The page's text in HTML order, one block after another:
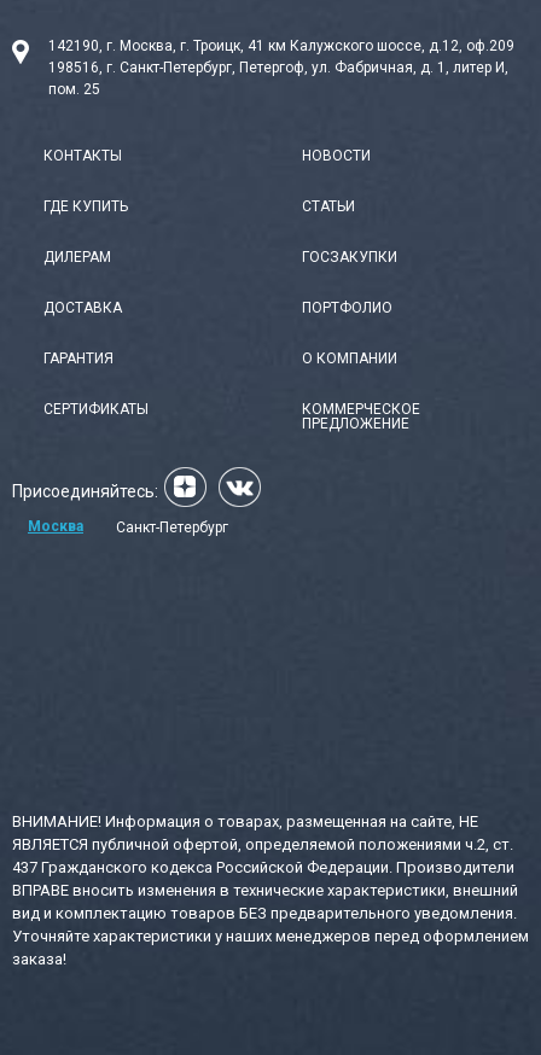
142190, г. Москва, г. Троицк, 41 км Калужского шоссе, д.12, оф.209
198516, г. Санкт-Петербург, Петергоф, ул. Фабричная, д. 1, литер И,
пом. 25
КОНТАКТЫ
ГДЕ КУПИТЬ
ДИЛЕРАМ
ДОСТАВКА
ГАРАНТИЯ
СЕРТИФИКАТЫ
НОВОСТИ
СТАТЬИ
ГОСЗАКУПКИ
ПОРТФОЛИО
О КОМПАНИИ
КОММЕРЧЕСКОЕ
ПРЕДЛОЖЕНИЕ
Присоединяйтесь:
Москва Санкт-Петербург
ВНИМАНИЕ! Информация о товарах, размещенная на сайте, НЕ
ЯВЛЯЕТСЯ публичной офертой, определяемой положениями ч.2, ст.
437 Гражданского кодекса Российской Федерации. Производители
ВПРАВЕ вносить изменения в технические характеристики, внешний
вид и комплектацию товаров БЕЗ предварительного уведомления.
Уточняйте характеристики у наших менеджеров перед оформлением
заказа!